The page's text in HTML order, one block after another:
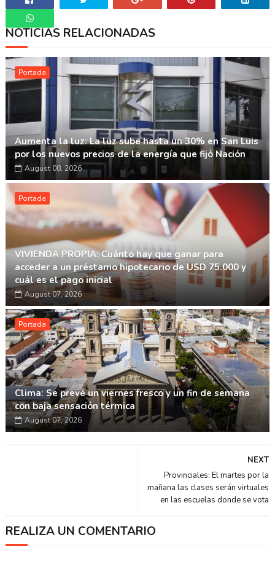
Whatsapp
NOTICIAS RELACIONADAS
Portada
Aumenta la luz: La luz sube hasta un 30% en San Luis
por los nuevos precios de la energía que fijó Nación
August 08, 2026
Portada
VIVIENDA PROPIA: Cuánto hay que ganar para
acceder a un préstamo hipotecario de USD 75.000 y
cuál es el pago inicial
August 07, 2026
Portada
Clima: Se prevé un viernes fresco y un fin de semana
con baja sensación térmica
August 07, 2026
NEXT
Provinciales: El martes por la
mañana las clases serán virtuales
en las escuelas donde se vota
REALIZA UN COMENTARIO